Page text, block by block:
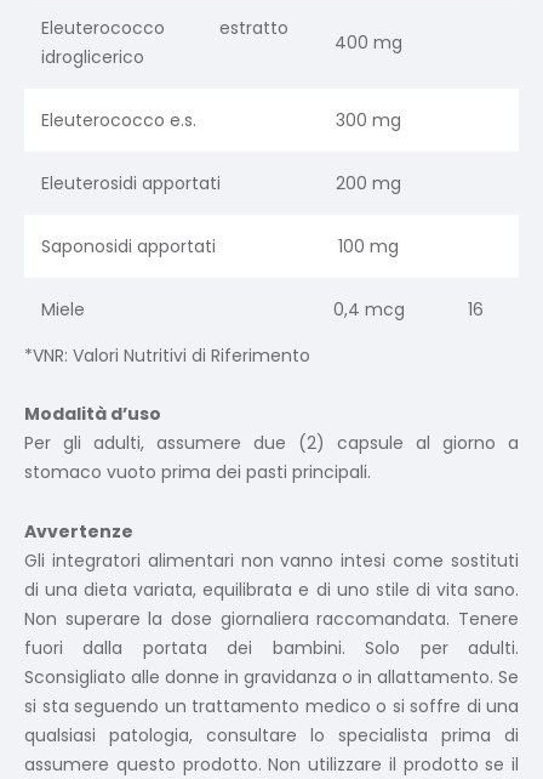
Eleuterococco estratto
idroglicerico
400 mg
Eleuterococco e.s. 300 mg
Eleuterosidi apportati 200 mg
Saponosidi apportati 100 mg
Miele 0,4 mcg
16
*VNR: Valori Nutritivi di Riferimento
Modalità d’uso
Per gli adulti, assumere due (2) capsule al giorno a
stomaco vuoto prima dei pasti principali.
Avvertenze
Gli integratori alimentari non vanno intesi come sostituti
di una dieta variata, equilibrata e di uno stile di vita sano.
Non superare la dose giornaliera raccomandata. Tenere
fuori dalla portata dei bambini. Solo per adulti.
Sconsigliato alle donne in gravidanza o in allattamento. Se
si sta seguendo un trattamento medico o si soffre di una
qualsiasi patologia, consultare lo specialista prima di
assumere questo prodotto. Non utilizzare il prodotto se il